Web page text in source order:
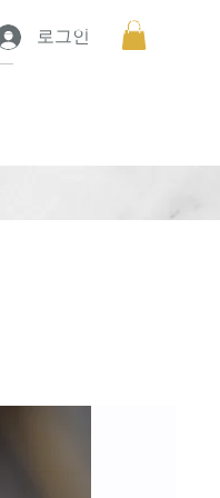
로그인
프로젝트 보기